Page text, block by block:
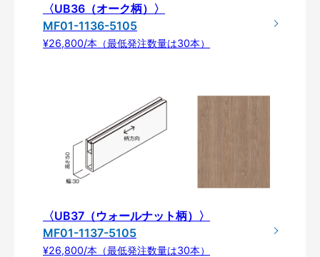
〈UB36（オーク柄）〉
MF01-1136-5105
¥26,800/本（最低発注数量は30本）
〈UB37（ウォールナット柄）〉
MF01-1137-5105
¥26,800/本（最低発注数量は30本）